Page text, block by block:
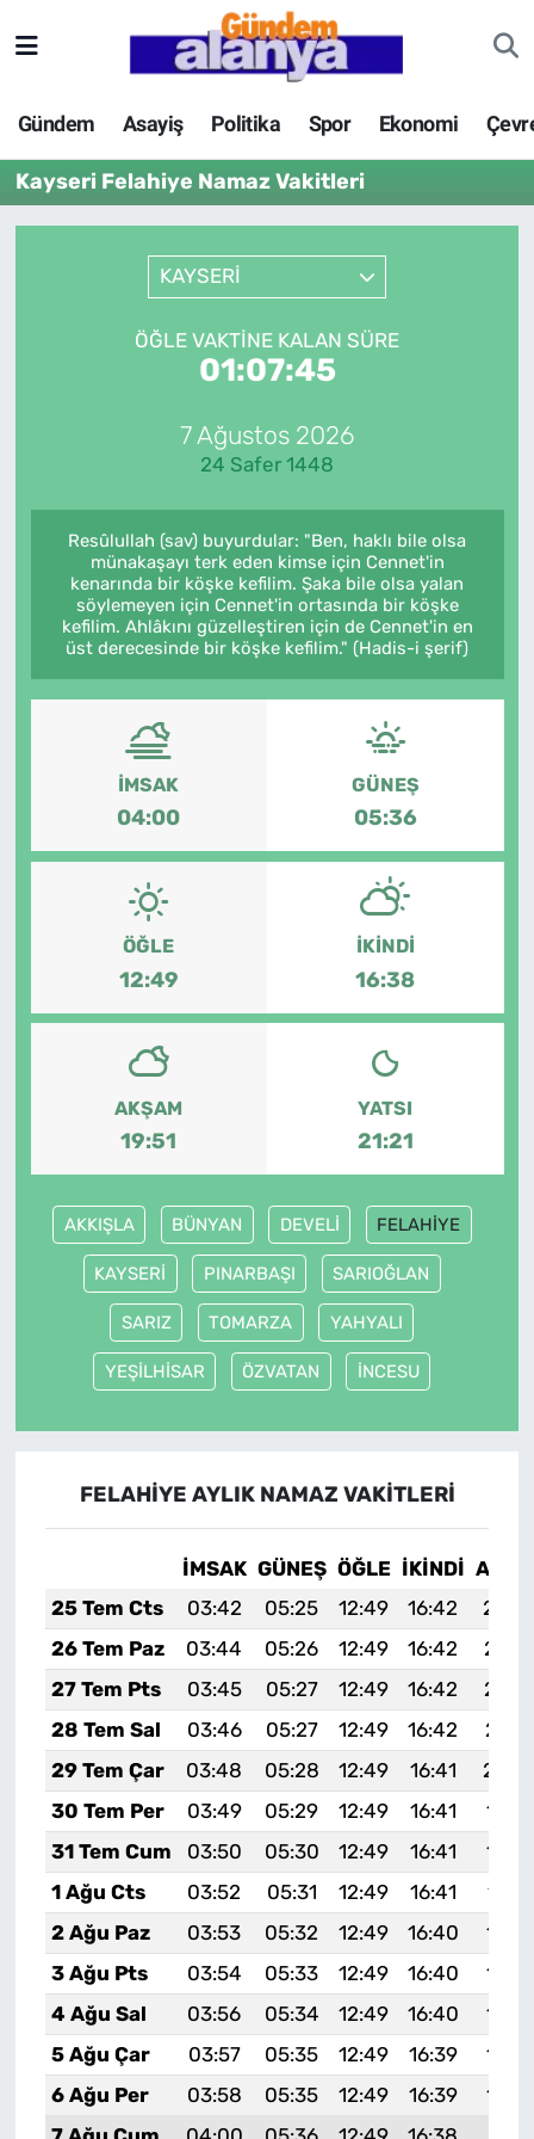
Gündem Asayiş Politika Spor Ekonomi
Kayseri Felahiye Namaz Vakitleri
KAYSERİ
ÖĞLE VAKTINE KALAN SÜRE
01:07:45
7 Ağustos 2026
24 Safer 1448
Resûlullah (sav) buyurdular: "Ben, haklı bile olsa
münakaşayı terk eden kimse için Cennet'in
kenarında bir köşke kefilim. Şaka bile olsa yalan
söylemeyen için Cennet'in ortasında bir köşke
kefilim. Ahlâkını güzelleştiren için de Cennet'in en
üst derecesinde bir köşke kefilim." (Hadis-i şerif)
İMSAK
04:00
GÜNEŞ
05:36
ÖĞLE
12:49
İKINDI
16:38
AKŞAM
19:51
YATSI
21:21
AKKIŞLA BÜNYAN DEVELİ FELAHİYE
KAYSERİ PINARBAŞI SARIOĞLAN
SARIZ TOMARZA YAHYALI
YEŞİLHİSAR ÖZVATAN İNCESU
FELAHİYE AYLIK NAMAZ VAKITLERI
İMSAK GÜNEŞ ÖĞLE İKINDI
25 Tem Cts
03:42 05:25 12:49 16:42
26 Tem Paz
03:44 05:26 12:49 16:42
27 Tem Pts
03:45 05:27 12:49 16:42
28 Tem Sal
03:46 05:27 12:49 16:42
29 Tem Çar
03:48 05:28 12:49 16:41
30 Tem Per
03:49 05:29 12:49 16:41
31 Tem Cum
03:50 05:30 12:49 16:41
1 Ağu Cts
03:52 05:31 12:49 16:41
19:57
2 Ağu Paz
03:53 05:32 12:49 16:40
3 Ağu Pts
03:54 05:33 12:49 16:40
4 Ağu Sal
03:56 05:34 12:49 16:40
5 Ağu Çar
03:57 05:35 12:49 16:39
6 Ağu Per
03:58 05:35 12:49 16:39